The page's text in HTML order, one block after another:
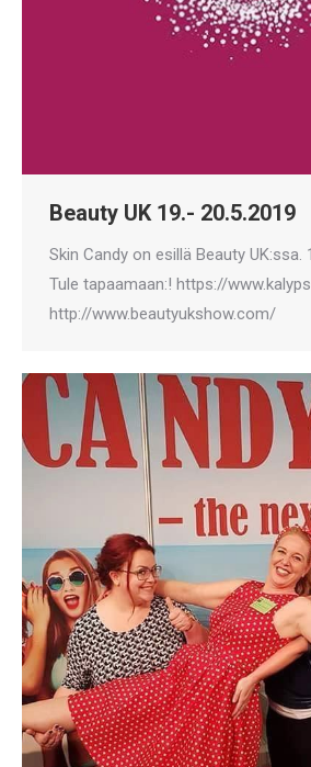
Beauty UK 19.- 20.5.2019
Skin Candy on esillä Beauty UK:ssa.
Tule tapaamaan:! https://
http://www.beautyukshow.com/